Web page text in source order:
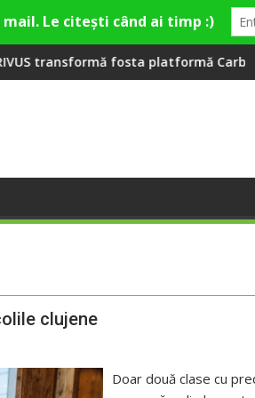
Fashion Village
platformă Carbochim într-un nouCând
clujene
Doar două clase cu